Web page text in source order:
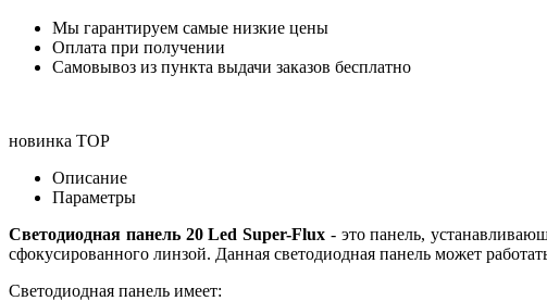
Мы гарантируем самые низкие цены
Оплата при получении
Самовывоз из пункта выдачи заказов бесплатно
новинка TOP
Описание
Параметры
Светодиодная панель 20 Led Super-Flux - это панель,
сфокусированного линзой. Данная светодиодная панель может
Светодиодная панель имеет: